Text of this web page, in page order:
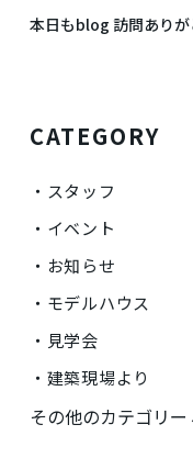
本日もblog 訪問あり
CATEGORY
スタッフ
イベント
お知らせ
モデルハウス
見学会
建築現場より
その他のカテゴリ